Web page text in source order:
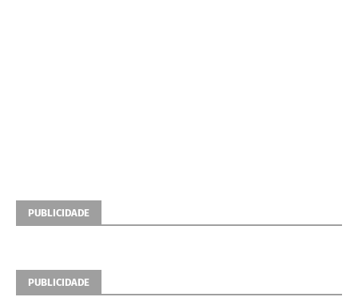
PUBLICIDADE
PUBLICIDADE